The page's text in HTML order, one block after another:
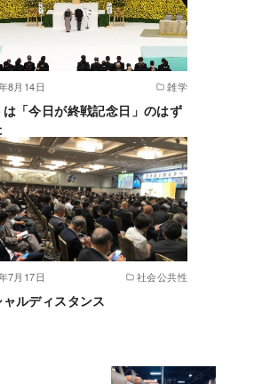
8月14日 雑学
「今日が終戦記念日」のはず
7月17日 社会公共性
ルディスタンス